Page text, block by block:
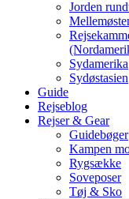
Jorden
Sydamerika
Sydøstasien
Guide
Rejseblog
Rejser & Gear
Guidebøger
Kampen
Rygsække
Soveposer
Tøj & Sko